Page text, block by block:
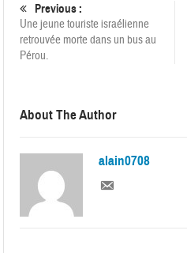
Previous :
Une jeune touriste israélienne
retrouvée morte dans un bus au
Pérou.
About The Author
alain0708